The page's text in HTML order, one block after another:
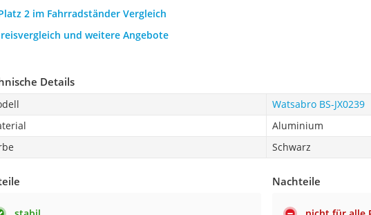
2 im Fahrradständer Vergleich
und weitere Angebote
Details
Watsabro BS-JX0239
Aluminium
Schwarz
Nachteile